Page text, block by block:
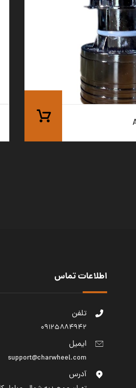
اطلاعات تماس
تلفن
۰۹۱۲۵۸۸۴۹۴۲
ایمیل
support@charwheel.com
آدرس